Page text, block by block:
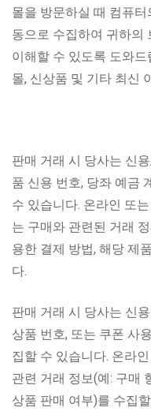
몰을 방문하실 때 컴퓨
동으로 수집하여 귀하의
이해할 수 있도록 도와
몰, 신상품 및 기타 최신
판매 거래 시 당사는 신
품 신용 번호, 당좌 예금
수 있습니다. 온라인 또
는 구매와 관련된 거래
용한 결제 방법, 해당 제
다.
판매 거래 시 당사는 신
상품 번호, 또는 쿠폰 사
집할 수 있습니다. 온라
관련 거래 정보(예: 구매
상품 판매 여부)를 수집